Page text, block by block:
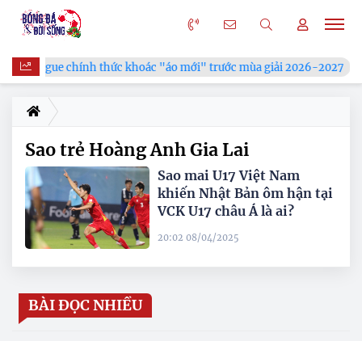
V.League chính thức khoác "áo mới" trước mùa giải 2026-2027
Sao trẻ Hoàng Anh Gia Lai
Sao mai U17 Việt Nam
khiến Nhật Bản ôm hận tại
VCK U17 châu Á là ai?
20:02 08/04/2025
BÀI ĐỌC NHIỀU